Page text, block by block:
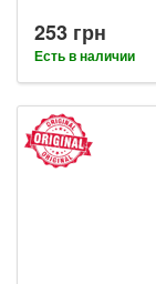
253 грн
Есть в наличии